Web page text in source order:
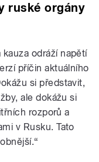
ruské orgány
odráží napětí
příčin aktuálního
si představit,
ale dokážu si
rozporů a
v Rusku. Tato